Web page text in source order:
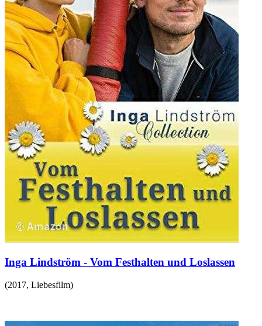
Inga Lindström - Vom Festhalten und Loslassen
(2017, Liebesfilm)